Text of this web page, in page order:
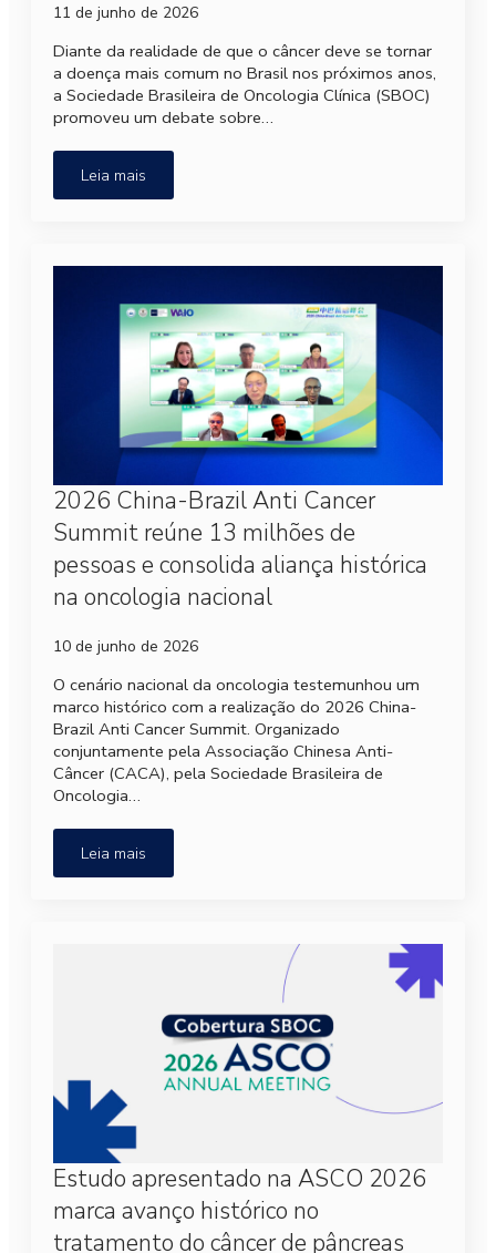
11 de junho de 2026
Diante da realidade de que o câncer deve se tornar
a doença mais comum no Brasil nos próximos anos,
a Sociedade Brasileira de Oncologia Clínica (SBOC)
promoveu um debate sobre…
Leia mais
2026 China-Brazil Anti Cancer
Summit reúne 13 milhões de
pessoas e consolida aliança histórica
na oncologia nacional
10 de junho de 2026
O cenário nacional da oncologia testemunhou um
marco histórico com a realização do 2026 China-
Brazil Anti Cancer Summit. Organizado
conjuntamente pela Associação Chinesa Anti-
Câncer (CACA), pela Sociedade Brasileira de
Oncologia…
Leia mais
Estudo apresentado na ASCO 2026
marca avanço histórico no
tratamento do câncer de pâncreas